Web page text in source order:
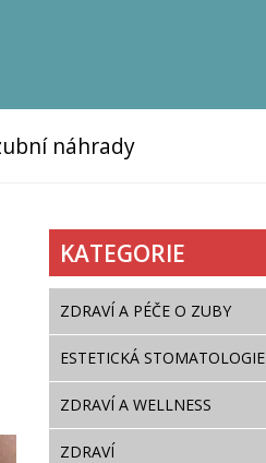
náhrady
KATEGORIE
ZDRAVÍ A PÉČE O ZUBY
ESTETICKÁ STOMATOLOGIE
ZDRAVÍ A WELLNESS
ZDRAVÍ